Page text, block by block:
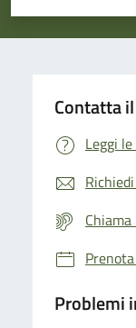
Valuta 3
Valuta 2
Valuta 1 stelle su
Contatta
Leggi
Problemi